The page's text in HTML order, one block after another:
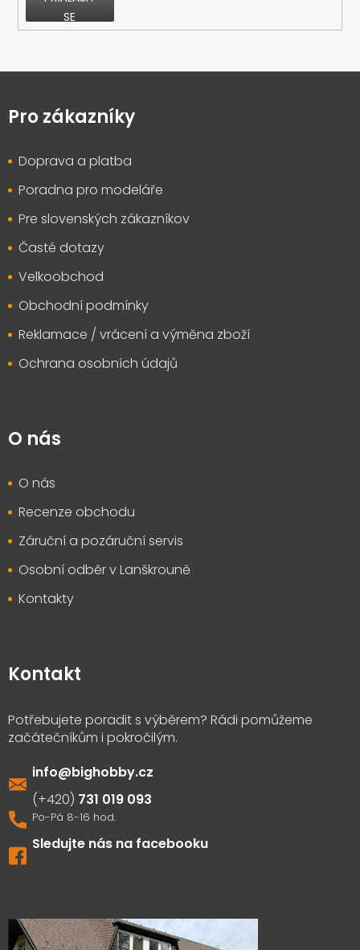
SE
pPro zákazníky
Doprava a platba
Poradna pro modeláře
Pre slovenských zákazníkov
Časté dotazy
Velkoobchod
Obchodní podmínky
Reklamace / vrácení a výměna zboží
Ochrana osobních údajů
O nás
O nás
Recenze obchodu
Záruční a pozáruční servis
Osobní odběr v Lanškrouně
Kontakty
Kontakt
info@bighobby.cz
731 019 093
Sledujte nás na facebooku